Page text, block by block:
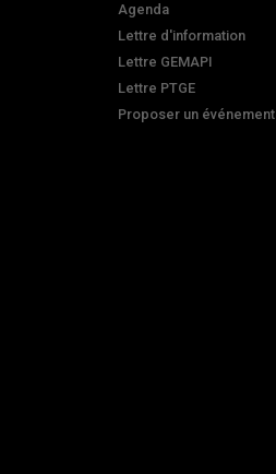
Agenda
Lettre d'information
Lettre GEMAPI
Lettre PTGE
Proposer un événement